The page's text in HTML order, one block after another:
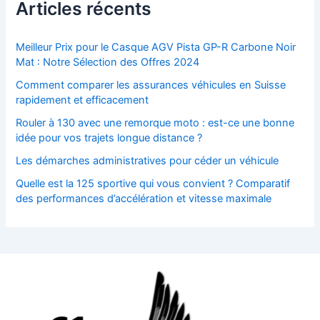
Articles récents
Meilleur Prix pour le Casque AGV Pista GP-R Carbone Noir
Mat : Notre Sélection des Offres 2024
Comment comparer les assurances véhicules en Suisse
rapidement et efficacement
Rouler à 130 avec une remorque moto : est-ce une bonne
idée pour vos trajets longue distance ?
Les démarches administratives pour céder un véhicule
Quelle est la 125 sportive qui vous convient ? Comparatif
des performances d’accélération et vitesse maximale